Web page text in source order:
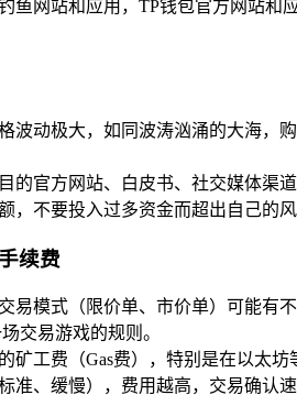
鱼网站和应用，TP钱包官方网站和
波动极大，如同波涛汹涌的大海，
的官方网站、白皮书、社交媒体渠
，不要投入过多资金而超出自己的
续费
易模式（限价单、市价单）可能有
交易游戏的规则。
矿工费（Gas费），特别是在以太
准、缓慢），费用越高，交易确认